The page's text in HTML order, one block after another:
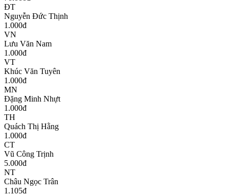
ĐT
Nguyễn Đức Thịnh
1.000đ
VN
Lưu Văn Nam
1.000đ
VT
Khúc Văn Tuyên
1.000đ
MN
Đặng Minh Nhựt
1.000đ
TH
Quách Thị Hằng
1.000đ
CT
Vũ Công Trịnh
5.000đ
NT
Châu Ngọc Trân
1.105đ